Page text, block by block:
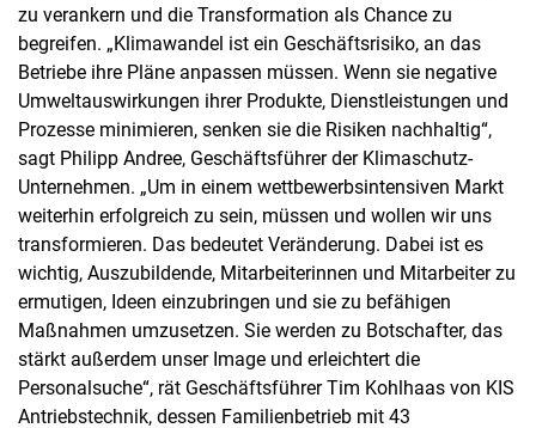
zu verankern und die Transformation als Chance zu
begreifen. „Klimawandel ist ein Geschäftsrisiko, an das
Betriebe ihre Pläne anpassen müssen. Wenn sie negative
Umweltauswirkungen ihrer Produkte, Dienstleistungen und
Prozesse minimieren, senken sie die Risiken nachhaltig“,
sagt Philipp Andree, Geschäftsführer der Klimaschutz-
Unternehmen. „Um in einem wettbewerbsintensiven Markt
weiterhin erfolgreich zu sein, müssen und wollen wir uns
transformieren. Das bedeutet Veränderung. Dabei ist es
wichtig, Auszubildende, Mitarbeiterinnen und Mitarbeiter zu
ermutigen, Ideen einzubringen und sie zu befähigen
Maßnahmen umzusetzen. Sie werden zu Botschafter, das
stärkt außerdem unser Image und erleichtert die
Personalsuche“, rät Geschäftsführer Tim Kohlhaas von KIS
Antriebstechnik, dessen Familienbetrieb mit 43